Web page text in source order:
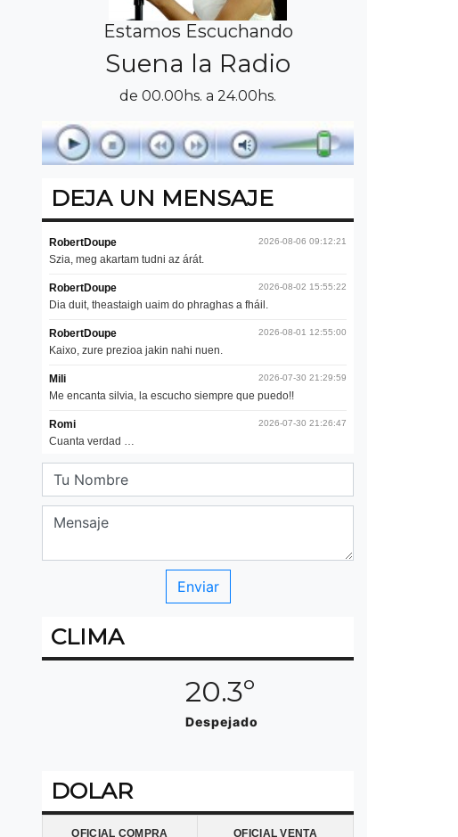
Estamos Escuchando
Suena la Radio
de 00.00hs. a 24.00hs.
DEJA UN MENSAJE
CLIMA
20.3º
Despejado
DOLAR
OFICIAL COMPRA OFICIAL VENTA